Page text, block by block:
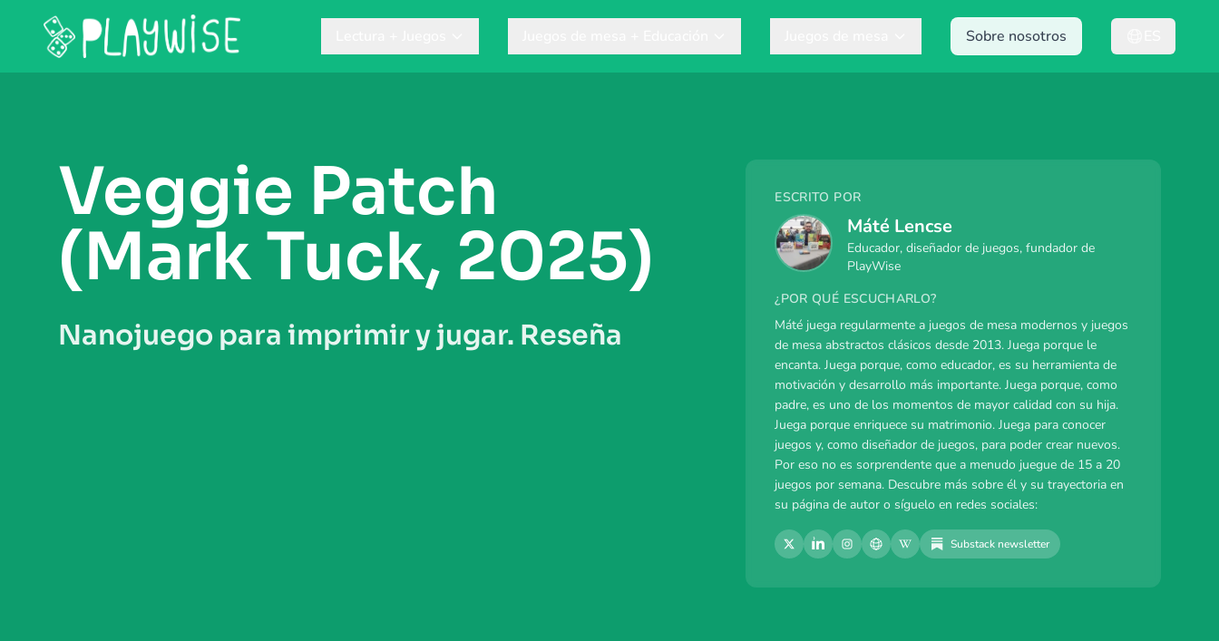
Sobre nosotros
Veggie Patch
(Mark Tuck, 2025)
Nanojuego para imprimir y jugar. Reseña
ESCRITO POR
Máté Lencse
Educador, diseñador de juegos, fundador de
PlayWise
¿POR QUÉ ESCUCHARLO?
Máté juega regularmente a juegos de mesa modernos y juegos
de mesa abstractos clásicos desde 2013. Juega porque le
encanta. Juega porque, como educador, es su herramienta de
motivación y desarrollo más importante. Juega porque, como
padre, es uno de los momentos de mayor calidad con su hija.
Juega porque enriquece su matrimonio. Juega para conocer
juegos y, como diseñador de juegos, para poder crear nuevos.
Por eso no es sorprendente que a menudo juegue de 15 a 20
juegos por semana. Descubre más sobre él y su trayectoria en
su página de autor o síguelo en redes sociales:
Substack newsletter